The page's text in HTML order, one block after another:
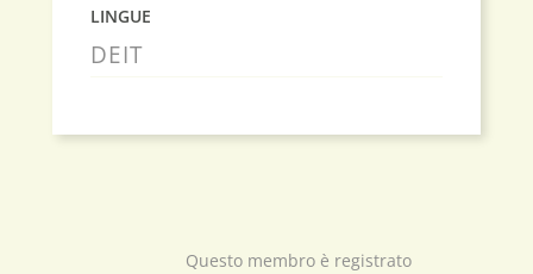
LINGUE
DEIT
Questo membro è registrato